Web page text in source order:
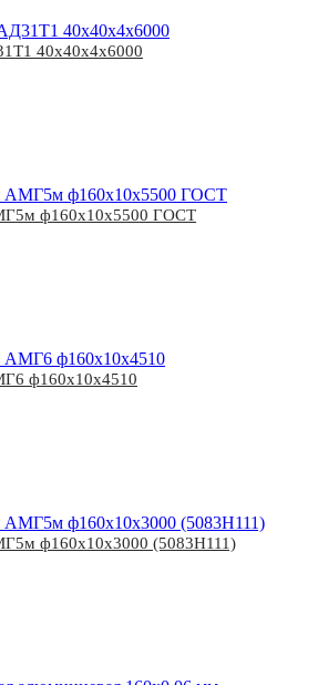
40х40х4х6000
ф160х10х5500 ГОСТ
ф160х10х4510
ф160х10х3000 (5083H111)